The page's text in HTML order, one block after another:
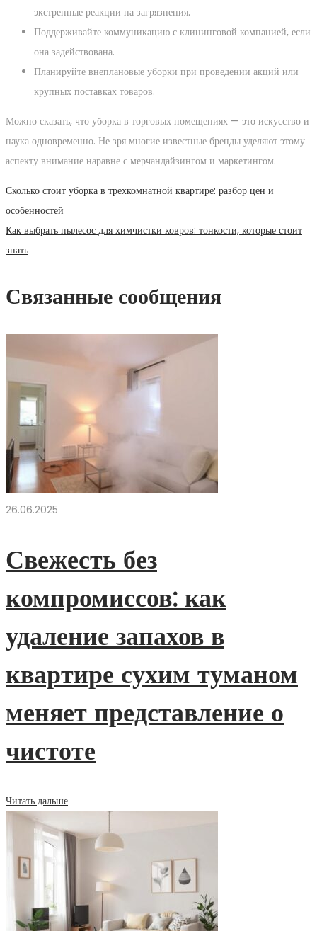
экстренные реакции на загрязнения.
Поддерживайте коммуникацию с клининговой компанией, если
она задействована.
Планируйте внеплановые уборки при проведении акций или
крупных поставках товаров.
Можно сказать, что уборка в торговых помещениях — это искусство и
наука одновременно. Не зря многие известные бренды уделяют этому
аспекту внимание наравне с мерчандайзингом и маркетингом.
Навигация
по
Предыдущее
сообщение:
Сколько стоит уборка в трехкомнатной квартире: разбор цен и
особенностей
Следующее
сообщение:
Как выбрать пылесос для химчистки ковров: тонкости, которые стоит
знать
Связанные сообщения
26.06.2025
Свежесть без
компромиссов: как
удаление запахов в
квартире сухим туманом
меняет представление о
чистоте
Читать дальше